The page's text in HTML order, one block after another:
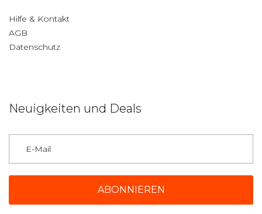
Hilfe & Kontakt
AGB
Datenschutz
Neuigkeiten und Deals